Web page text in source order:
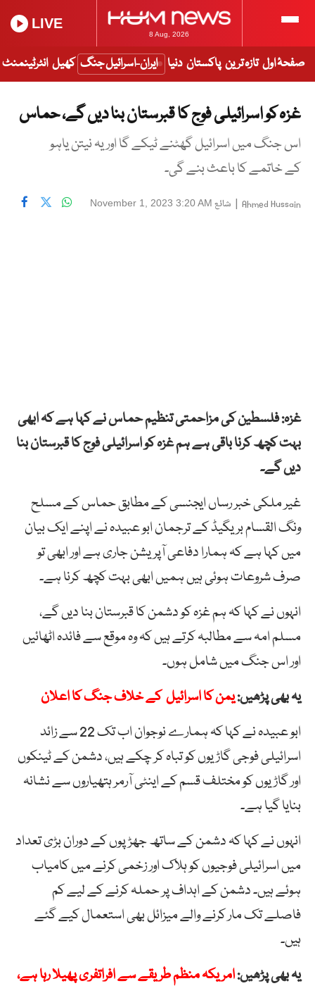
8 Aug, 2026
LIVE
صفحۂ اول تازہ ترین پاکستان دنیا ایران-اسرائیل جنگ کھیل انٹرٹینمنٹ
غزہ کو اسرائیلی فوج کا قبرستان بنا دیں گے، حماس
اس جنگ میں اسرائیل گھٹنے ٹیکے گا اور یہ نیتن یاہو
کے خاتمے کا باعث بنے گی۔
Ahmed Hussain
| شائع November 1, 2023 3:20 AM
غزہ: فلسطین کی مزاحمتی تنظیم حماس نے کہا ہے کہ ابھی
بہت کچھ کرنا باقی ہے ہم غزہ کو اسرائیلی فوج کا قبرستان بنا
دیں گے۔
غیر ملکی خبر رساں ایجنسی کے مطابق حماس کے مسلح
ونگ القسام بریگیڈ کے ترجمان ابو عبیدہ نے اپنے ایک بیان
میں کہا ہے کہ ہمارا دفاعی آپریشن جاری ہے اور ابھی تو
صرف شروعات ہوئی ہیں ہمیں ابھی بہت کچھ کرنا ہے۔
انہوں نے کہا کہ ہم غزہ کو دشمن کا قبرستان بنا دیں گے،
مسلم امہ سے مطالبہ کرتے ہیں کہ وہ موقع سے فائدہ اٹھائیں
اور اس جنگ میں شامل ہوں۔
یہ بھی پڑھیں:یمن کا اسرائیل کے خلاف جنگ کا اعلان
ابو عبیدہ نے کہا کہ ہمارے نوجوان اب تک 22 سے زائد
اسرائیلی فوجی گاڑیوں کو تباہ کر چکے ہیں، دشمن کے ٹینکوں
اور گاڑیوں کو مختلف قسم کے اینٹی آرمر ہتھیاروں سے نشانہ
بنایا گیا ہے۔
انہوں نے کہا کہ دشمن کے ساتھ جھڑپوں کے دوران بڑی تعداد
میں اسرائیلی فوجیوں کو ہلاک اور زخمی کرنے میں کامیاب
ہوئے ہیں۔ دشمن کے اہداف پر حملہ کرنے کے لیے کم
فاصلے تک مار کرنے والے میزائل بھی استعمال کیے گئے
ہیں۔
یہ بھی پڑھیں:امریکہ منظم طریقے سے افراتفری پھیلا رہا ہے،